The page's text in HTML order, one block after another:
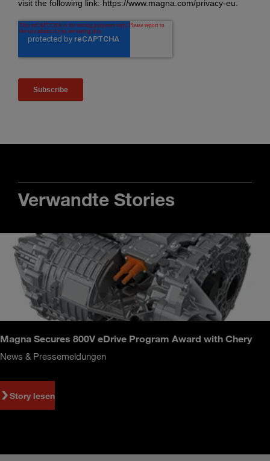
Verwandte Stories
Magna Secures 800V eDrive Program Award with Chery
News & Pressemeldungen
Story lesen